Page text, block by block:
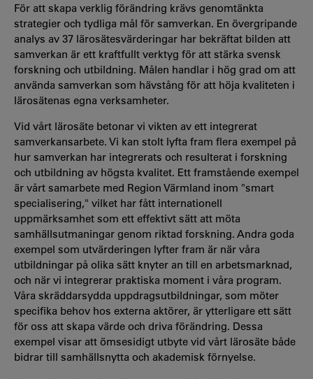
För att skapa verklig förändring krävs genomtänkta
strategier och tydliga mål för samverkan. En övergripande
analys av 37 lärosätesvärderingar har bekräftat bilden att
samverkan är ett kraftfullt verktyg för att stärka svensk
forskning och utbildning. Målen handlar i hög grad om att
använda samverkan som hävstång för att höja kvaliteten i
lärosätenas egna verksamheter.
Vid vårt lärosäte betonar vi vikten av ett integrerat
samverkansarbete. Vi kan stolt lyfta fram flera exempel på
hur samverkan har integrerats och resulterat i forskning
och utbildning av högsta kvalitet. Ett framstående exempel
är vårt samarbete med Region Värmland inom "smart
specialisering," vilket har fått internationell
uppmärksamhet som ett effektivt sätt att möta
samhällsutmaningar genom riktad forskning. Andra goda
exempel som utvärderingen lyfter fram är när våra
utbildningar på olika sätt knyter an till en arbetsmarknad,
och när vi integrerar praktiska moment i våra program.
Våra skräddarsydda uppdragsutbildningar, som möter
specifika behov hos externa aktörer, är ytterligare ett sätt
för oss att skapa värde och driva förändring. Dessa
exempel visar att ömsesidigt utbyte vid vårt lärosäte både
bidrar till samhällsnytta och akademisk förnyelse.